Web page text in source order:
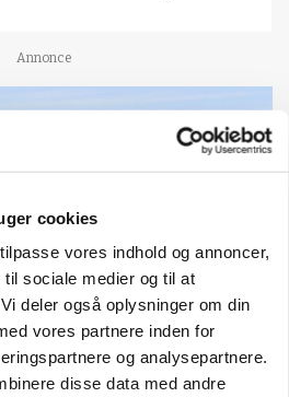
cookies
vores indhold og annoncer,
sociale medier og til at
deler også oplysninger om din
vores partnere inden for
og analysepartnere.
disse data med andre
Annonce
tilskud til naturprojekter